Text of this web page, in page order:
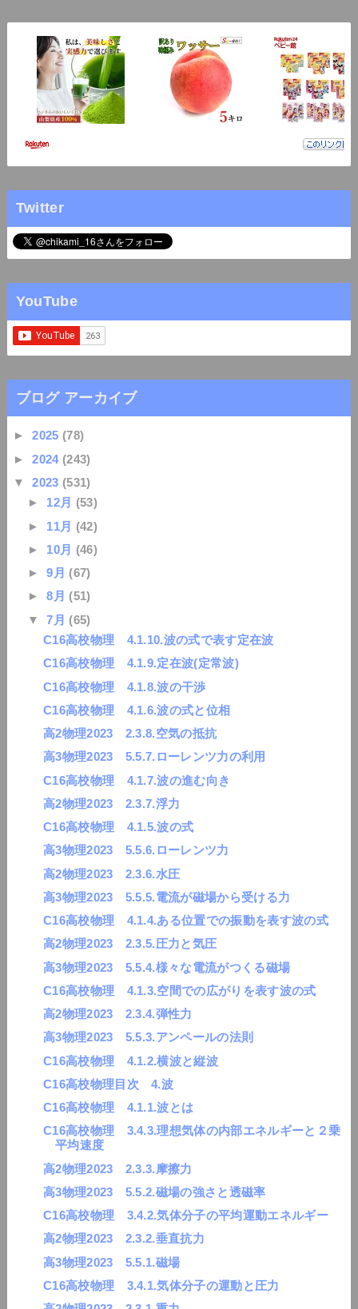
Twitter
YouTube
ブログ アーカイブ
►2025 (78)
►2024 (243)
▼2023 (531)
► 12月 (53)
► 11月 (42)
► 10月 (46)
►9月 (67)
►8月 (51)
▼7月 (65)
C16高校物理 4.1.10.波の式で表す定在波
C16高校物理 4.1.9.定在波(定常波)
C16高校物理 4.1.8.波の干渉
C16高校物理 4.1.6.波の式と位相
高2物理2023 2.3.8.空気の抵抗
高3物理2023 5.5.7.ローレンツ力の利用
C16高校物理 4.1.7.波の進む向き
高2物理2023 2.3.7.浮力
C16高校物理 4.1.5.波の式
高3物理2023 5.5.6.ローレンツ力
高2物理2023 2.3.6.水圧
高3物理2023 5.5.5.電流が磁場から受ける力
C16高校物理 4.1.4.ある位置での振動を表す波の式
高2物理2023 2.3.5.圧力と気圧
高3物理2023 5.5.4.様々な電流がつくる磁場
C16高校物理 4.1.3.空間での広がりを表す波の式
高2物理2023 2.3.4.弾性力
高3物理2023 5.5.3.アンペールの法則
C16高校物理 4.1.2.横波と縦波
C16高校物理目次 4.波
C16高校物理 4.1.1.波とは
C16高校物理 3.4.3.理想気体の内部エネルギーと２乗
平均速度
高2物理2023 2.3.3.摩擦力
高3物理2023 5.5.2.磁場の強さと透磁率
C16高校物理 3.4.2.気体分子の平均運動エネルギー
高2物理2023 2.3.2.垂直抗力
高3物理2023 5.5.1.磁場
C16高校物理 3.4.1.気体分子の運動と圧力